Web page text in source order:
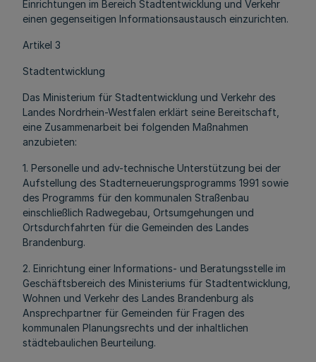
Einrichtungen im Bereich Stadtentwicklung und Verkehr
einen gegenseitigen Informationsaustausch einzurichten.
Artikel 3
Stadtentwicklung
Das Ministerium für Stadtentwicklung und Verkehr des
Landes Nordrhein-Westfalen erklärt seine Bereitschaft,
eine Zusammenarbeit bei folgenden Maßnahmen
anzubieten:
1. Personelle und adv-technische Unterstützung bei der
Aufstellung des Stadterneuerungsprogramms 1991 sowie
des Programms für den kommunalen Straßenbau
einschließlich Radwegebau, Ortsumgehungen und
Ortsdurchfahrten für die Gemeinden des Landes
Brandenburg.
2. Einrichtung einer Informations- und Beratungsstelle im
Geschäftsbereich des Ministeriums für Stadtentwicklung,
Wohnen und Verkehr des Landes Brandenburg als
Ansprechpartner für Gemeinden für Fragen des
kommunalen Planungsrechts und der inhaltlichen
städtebaulichen Beurteilung.